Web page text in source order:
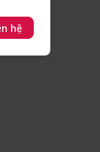
hệ